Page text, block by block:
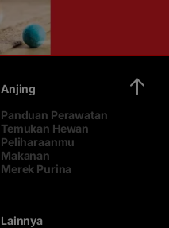
Anjing
Panduan Perawatan
Temukan Hewan
Peliharaanmu
Makanan
Merek Purina
Lainnya